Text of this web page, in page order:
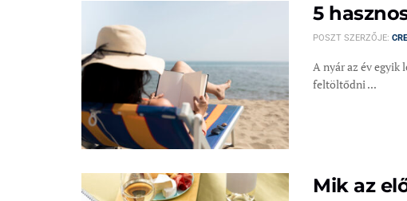
5
POSZT SZERZŐJE:
A nyár az év egyik
feltöltődni ...
Mik az